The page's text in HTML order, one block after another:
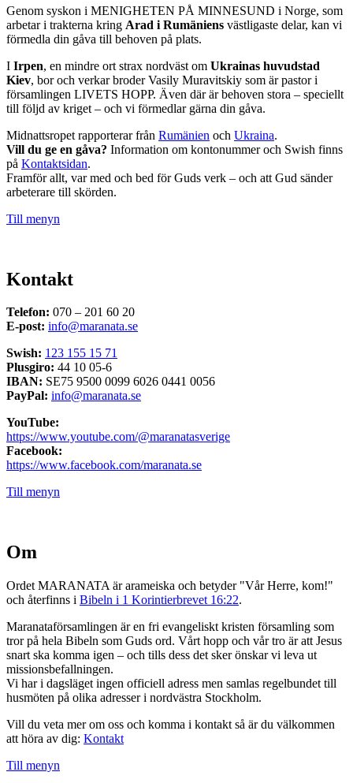
Genom syskon i MENIGHETEN PÅ MINNESUND i Norge, som
arbetar i trakterna kring Arad i Rumäniens västligaste delar, kan vi
förmedla din gåva till behoven på plats.
I Irpen, en mindre ort strax nordväst om Ukrainas huvudstad
Kiev, bor och verkar broder Vasily Muravitskiy som är pastor i
församlingen LIVETS HOPP. Även där är behoven stora – speciellt
till följd av kriget – och vi förmedlar gärna din gåva.
Midnattsropet rapporterar från Rumänien och Ukraina.
Vill du ge en gåva? Information om kontonummer och Swish finns
på Kontaktsidan.
Framför allt, var med och bed för Guds verk – och att Gud sänder
arbeterare till skörden.
Till menyn
Kontakt
Telefon: 070 – 201 60 20
E-post: info@maranata.se
Swish: 123 155 15 71
Plusgiro: 44 10 05-6
IBAN: SE75 9500 0099 6026 0441 0056
PayPal: info@maranata.se
YouTube:
https://www.youtube.com/@maranatasverige
Facebook:
https://www.facebook.com/maranata.se
Till menyn
Om
Ordet MARANATA är arameiska och betyder "Vår Herre, kom!"
och återfinns i Bibeln i 1 Korintierbrevet 16:22.
Maranataförsamlingen är en fri evangeliskt kristen församling som
tror på hela Bibeln som Guds ord. Vårt hopp och vår tro är att Jesus
snart ska komma igen – och tills dess det sker önskar vi leva ut
missionsbefallningen.
Vi har i dagsläget ingen officiell adress men samlas regelbundet till
husmöten på olika adresser i nordvästra Stockholm.
Vill du veta mer om oss och komma i kontakt så är du välkommen
att höra av dig: Kontakt
Till menyn